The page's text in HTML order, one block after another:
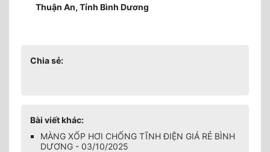
Thuận An, Tỉnh Bình Dương
Chia sẻ:
Bài viết khác:
MÀNG XỐP HƠI CHỐNG TĨNH ĐIỆN GIÁ RẺ BÌNH
DƯƠNG - 03/10/2025